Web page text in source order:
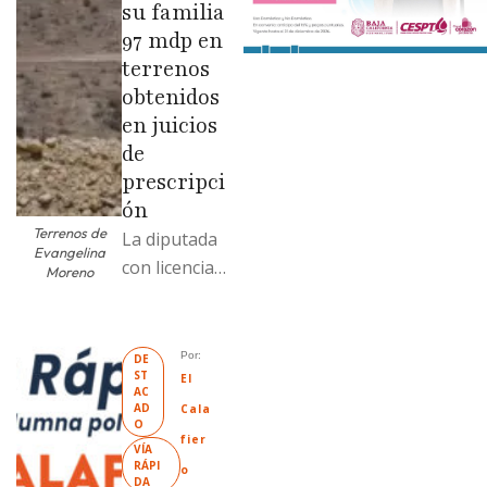
Terrenos de
Evangelina
Moreno
su familia
97 mdp en
terrenos
obtenidos
en juicios
de
prescripci
ón
La diputada
con licencia
antecedente
s de
prescripción
positiva; uno
fue
DE
ST
AC
AD
O
VÍA
RÁPI
DA
Por:
El
Cala
fier
o